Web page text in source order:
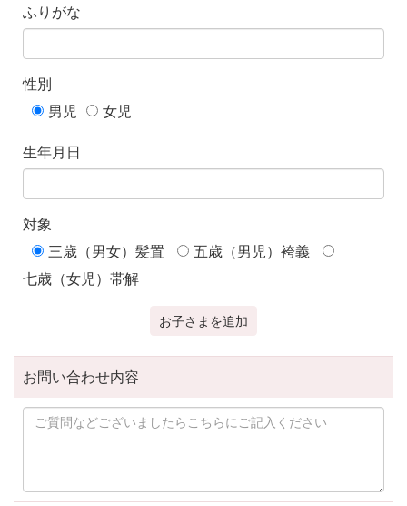
ふりがな
性別
男児
女児
生年月日
対象
三歳（男女）髪置
五歳（男児）袴義
七歳（女児）帯解
お子さまを追加
お問い合わせ内容